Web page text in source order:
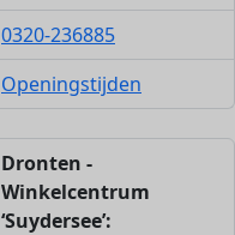
0320-236885
Openingstijden
Dronten -
Winkelcentrum
‘Suydersee’: